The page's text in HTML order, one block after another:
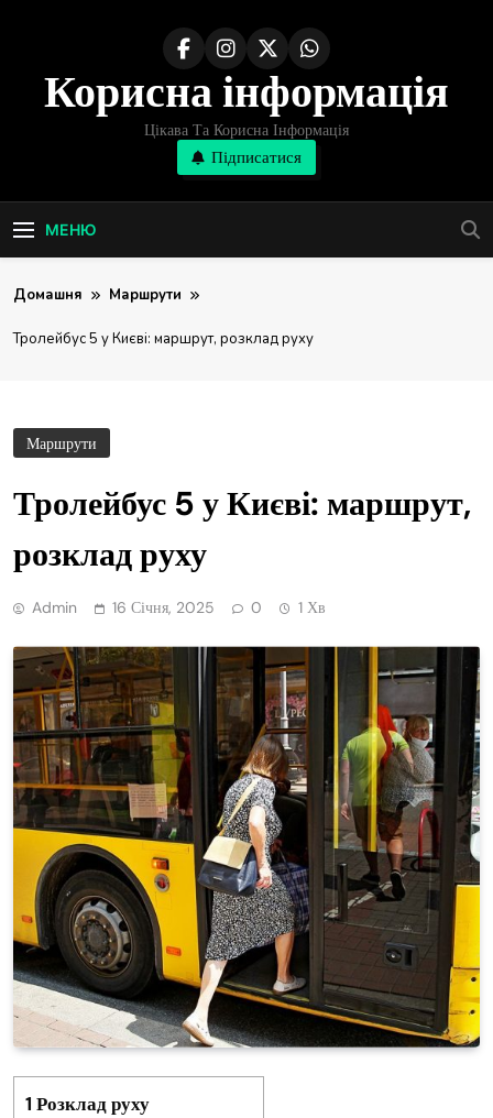
вмістуКорисна інформація
Цікава Та Корисна Інформація
Підписатися
МЕНЮ
Домашня Маршрути
Тролейбус 5 у Києві: маршрут, розклад руху
Маршрути
Тролейбус 5 у Києві: маршрут,
розклад руху
Admin 16 Січня, 2025 0 1 Хв
1 Розклад руху